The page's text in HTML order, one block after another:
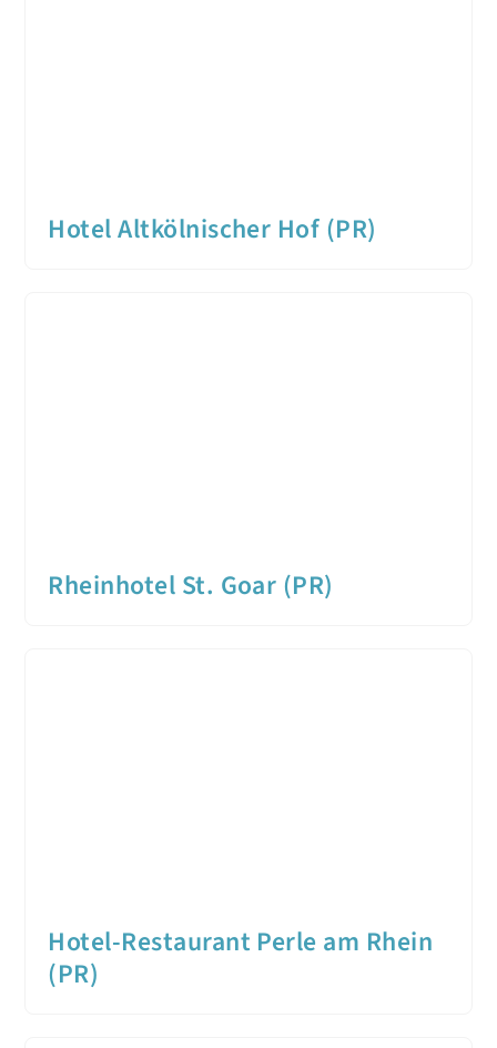
Hotel Altkölnischer Hof (PR)
Rheinhotel St. Goar (PR)
Hotel-Restaurant Perle am Rhein
(PR)